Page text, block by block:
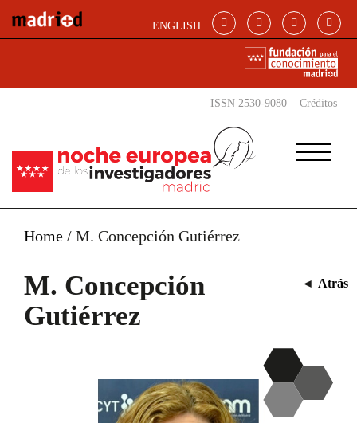
ENGLISH
ISSN 2530-9080 Créditos
Home / M. Concepción Gutiérrez
M. Concepción
Gutiérrez
◄ Atrás